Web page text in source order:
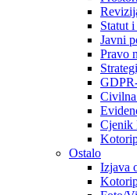
Statut
Javni
Pravo
Civilna
Cjenik
Ostalo
Izjava